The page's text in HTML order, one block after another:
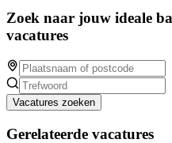
Zoek naar jouw ideale
vacatures
Vacatures zoeken
Gerelateerde vacatures